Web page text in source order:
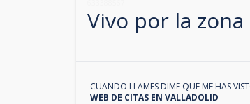
Vivo por la zona
CUANDO LLAMES DIME QUE ME HAS
WEB DE CITAS EN VALLADOLID